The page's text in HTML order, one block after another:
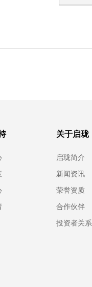
关于启珑
启珑简介
新闻资讯
荣誉资质
合作伙伴
投资者关系